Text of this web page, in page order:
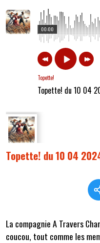
00:00
Topette!
Topette! du 10 04
Topette! du 10 04
La compagnie A Travers
coucou, tout comme les